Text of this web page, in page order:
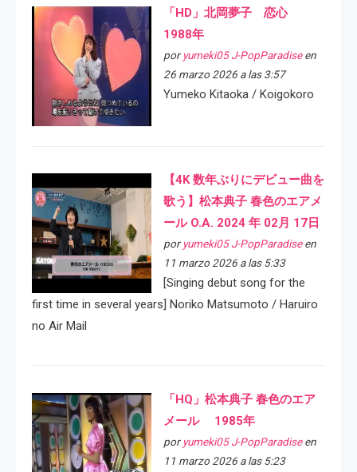
「HD」北岡夢子 恋心
1988年
por yumeki05 J-PopParadiseen
26 marzo 2026 a las 3:57
Yumeko Kitaoka / Koigokoro
【4K 数年ぶりにデビュー曲を
歌う】松本典子 春色のエアメ
ール O.A. 2024 年 02月 17日
por yumeki05 J-PopParadiseen
11 marzo 2026 a las 5:33
[Singing debut song for the
first time in several years] Noriko Matsumoto / Haruiro
no Air Mail
「HQ」松本典子 春色のエア
メール 1985年
por yumeki05 J-PopParadiseen
11 marzo 2026 a las 5:23